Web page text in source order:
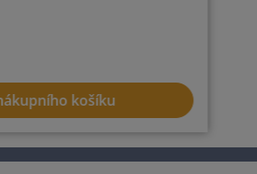
stěně. V případě potřeby
umožňuje akustické prvky
zkraťte pásku přibližně
prvku.
košíku